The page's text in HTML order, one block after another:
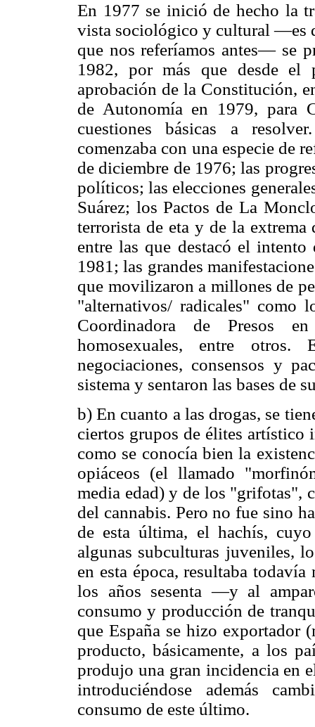
En 1977 se inició de hecho la
vista sociológico y cultural —es
que nos referíamos antes— se
1982, por más que desde
aprobación de la Constitución,
de Autonomía en 1979, para
cuestiones básicas a
comenzaba con una especie de
de diciembre de 1976; las
políticos; las elecciones
Suárez; los Pactos de La
terrorista de eta y de la extrema
entre las que destacó el
1981; las grandes
que movilizaron a millones de
"alternativos/ radicales" como
Coordinadora de Presos
homosexuales, entre
negociaciones, consensos y
sistema y sentaron las bases de
b) En cuanto a las drogas, se
ciertos grupos de élites artístico
como se conocía bien la
opiáceos (el llamado
media edad) y de los "grifotas",
del cannabis. Pero no fue sino
de esta última, el hachís,
algunas subculturas juveniles,
en esta época, resultaba
los años sesenta —y al
consumo y producción de
que España se hizo exportador
producto, básicamente, a los
produjo una gran incidencia en
introduciéndose además
consumo de este último.